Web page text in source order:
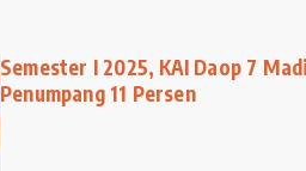
Semester I 2025, KAI Daop 7
Penumpang 11 Persen